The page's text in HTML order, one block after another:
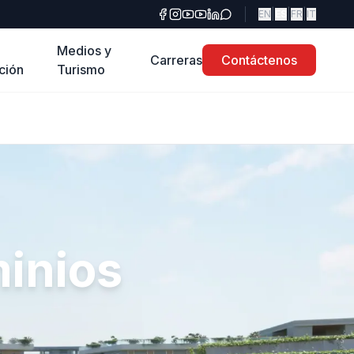
EN FR IT
Medios y
Turismo
Carreras Contáctenos